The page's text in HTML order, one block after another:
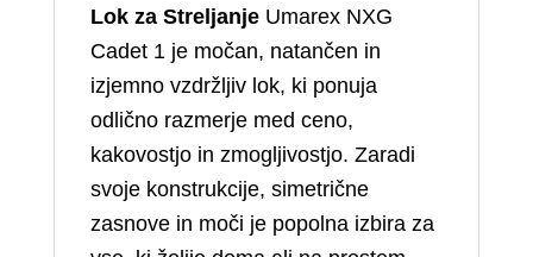
Lok za StreljanjeUmarex NXG
Cadet 1 je močan, natančen in
izjemno vzdržljiv lok, ki ponuja
odlično razmerje med ceno,
kakovostjo in zmogljivostjo. Zaradi
svoje konstrukcije, simetrične
zasnove in moči je popolna izbira za